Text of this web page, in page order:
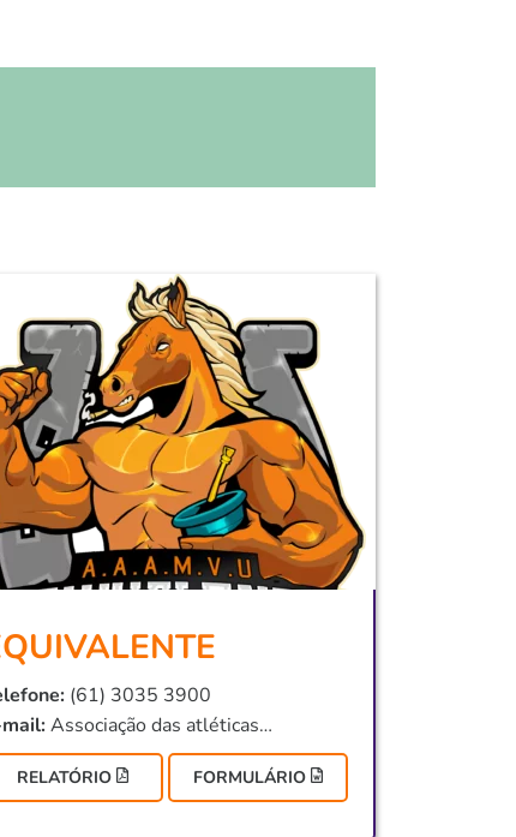
(61) 3035 3900
Associação das atléticas
de Medicina Veterinária da
RELATÓRIO FORMULÁRIO